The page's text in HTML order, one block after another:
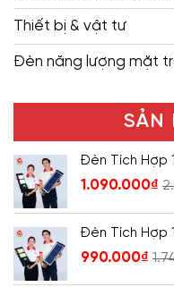
Thiết bị & vật tư
Đèn năng lượng mặt
SẢN
Đèn Tích Hợp
1.090.000₫
Đèn Tích Hợp
990.000₫